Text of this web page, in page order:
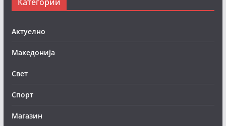
Актуелно
Македонија
Свет
Спорт
Магазин